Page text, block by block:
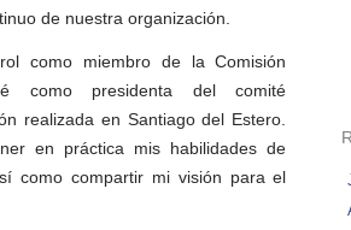
de nuestra organización.
como miembro de la Comisión
como presidenta del comité
realizada en Santiago del Estero.
en práctica mis habilidades de
como compartir mi visión para el